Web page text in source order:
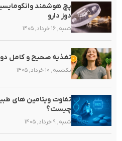
پچ هوشمند
دوز دارو
شنبه, ۱۶ خرداد, ۱۴۰۵
تغذیه صحیح و کامل
یکشنبه, ۱۰ خرداد, ۱۴۰۵
تفاوت ویتامین های
چیست؟
شنبه, ۹ خرداد, ۱۴۰۵